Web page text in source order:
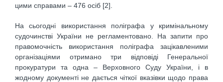
цими справами – 476 осіб [2].
На сьогодні використання поліграфа у кримінальному
судочинстві України не регламентовано. На запити про
правомочність використання поліграфа зацікавленими
організаціями отримано три відповіді Генеральної
прокуратури та одна – Верховного Суду України, і в
жодному документі не дається чіткої вказівки щодо права